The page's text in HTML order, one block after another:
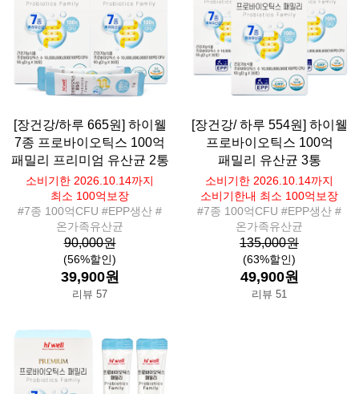
[장건강/하루 665원] 하이웰
7종 프로바이오틱스 100억
패밀리 프리미엄 유산균 2통
소비기한 2026.10.14까지
최소 100억보장
#7종 100억CFU #EPP생산 #
온가족유산균
90,000원
(56%할인)
39,900원
리뷰 57
[장건강/ 하루 554원] 하이웰
프로바이오틱스 100억
패밀리 유산균 3통
소비기한 2026.10.14까지
소비기한내 최소 100억보장
#7종 100억CFU #EPP생산 #
온가족유산균
135,000원
(63%할인)
49,900원
리뷰 51